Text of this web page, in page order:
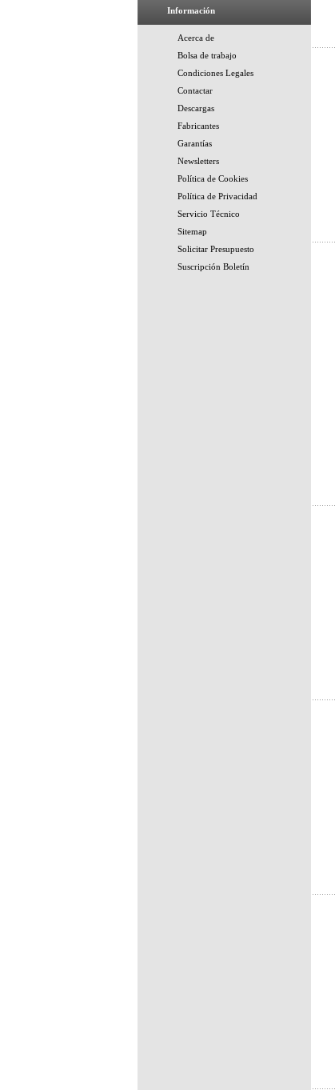
Información
Acerca de
Bolsa de trabajo
Condiciones Legales
Contactar
Descargas
Fabricantes
Garantías
Newsletters
Política de Cookies
Política de Privacidad
Servicio Técnico
Sitemap
Solicitar Presupuesto
Suscripción Boletín